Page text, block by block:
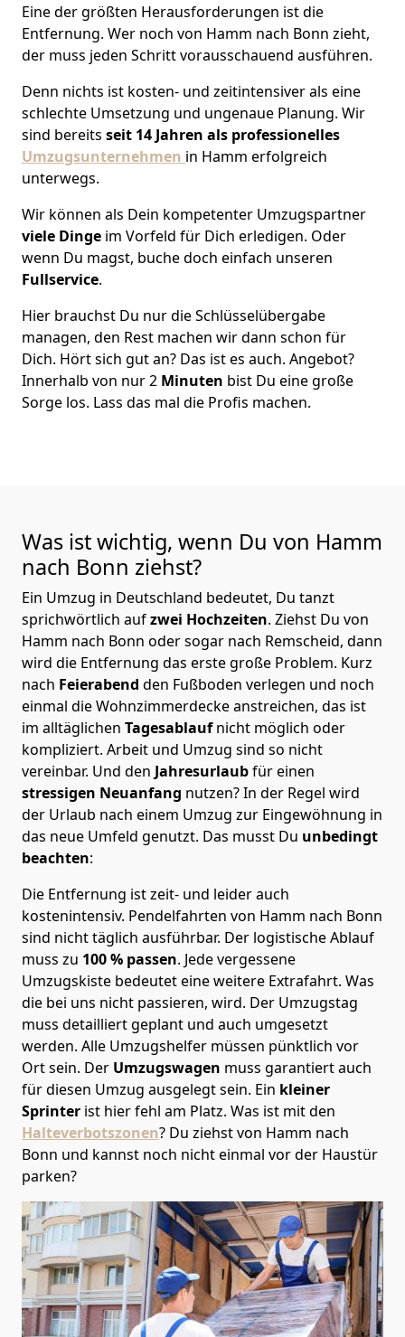
Eine der größten Herausforderungen ist die
Entfernung. Wer noch von Hamm nach Bonn zieht,
der muss jeden Schritt vorausschauend ausführen.
Denn nichts ist kosten- und zeitintensiver als eine
schlechte Umsetzung und ungenaue Planung. Wir
sind bereits seit 14 Jahren als professionelles
Umzugsunternehmen in Hamm erfolgreich
unterwegs.
Wir können als Dein kompetenter Umzugspartner
viele Dinge im Vorfeld für Dich erledigen. Oder
wenn Du magst, buche doch einfach unseren
Fullservice.
Hier brauchst Du nur die Schlüsselübergabe
managen, den Rest machen wir dann schon für
Dich. Hört sich gut an? Das ist es auch. Angebot?
Innerhalb von nur 2 Minuten bist Du eine große
Sorge los. Lass das mal die Profis machen.
Was ist wichtig, wenn Du von Hamm
nach Bonn ziehst?
Ein Umzug in Deutschland bedeutet, Du tanzt
sprichwörtlich aufzwei Hochzeiten. Ziehst Du von
Hamm nach Bonn oder sogar nach Remscheid, dann
wird die Entfernung das erste große Problem. Kurz
nach Feierabend den Fußboden verlegen und noch
einmal die Wohnzimmerdecke anstreichen, das ist
im alltäglichen Tagesablaufnicht möglich oder
kompliziert. Arbeit und Umzug sind so nicht
vereinbar. Und den Jahresurlaubfür einen
stressigen Neuanfang nutzen? In der Regel wird
der Urlaub nach einem Umzug zur Eingewöhnung in
das neue Umfeld genutzt. Das musst Du unbedingt
beachten:
Die Entfernung ist zeit- und leider auch
kostenintensiv. Pendelfahrten von Hamm nach Bonn
sind nicht täglich ausführbar. Der logistische Ablauf
muss zu 100 % passen. Jede vergessene
Umzugskiste bedeutet eine weitere Extrafahrt. Was
die bei uns nicht passieren, wird. Der Umzugstag
muss detailliert geplant und auch umgesetzt
werden. Alle Umzugshelfer müssen pünktlich vor
Ort sein. Der Umzugswagen muss garantiert auch
für diesen Umzug ausgelegt sein. Ein kleiner
Sprinter ist hier fehl am Platz. Was ist mit den
Halteverbotszonen? Du ziehst von Hamm nach
Bonn und kannst noch nicht einmal vor der Haustür
parken?